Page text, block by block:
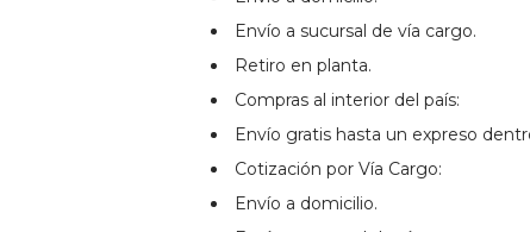
Envío a sucursal de vía cargo.
Retiro en planta.
Compras al interior del país:
Envío gratis hasta un expreso
Cotización por Vía Cargo:
Envío a domicilio.